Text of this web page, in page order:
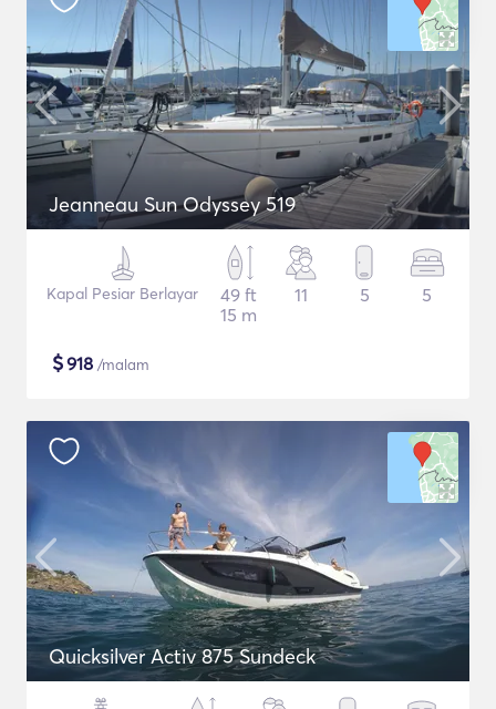
Jeanneau Sun Odyssey 519
Kapal Pesiar Berlayar
49 ft
15 m
11 5 5
$918 /malam
Quicksilver Activ 875 Sundeck